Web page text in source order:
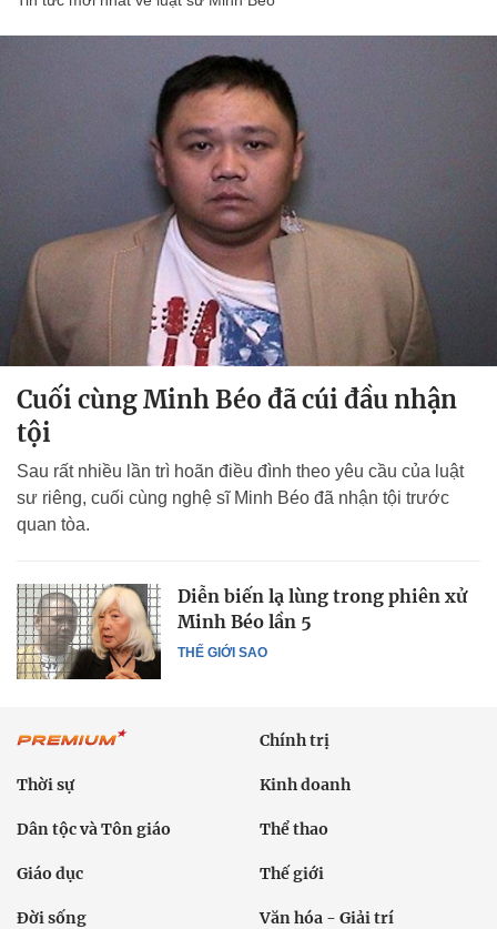
Cuối cùng Minh Béo đã cúi đầu nhận
tội
Sau rất nhiều lần trì hoãn điều đình theo yêu cầu của luật
sư riêng, cuối cùng nghệ sĩ Minh Béo đã nhận tội trước
quan tòa.
THẾ GIỚI SAO
Diễn biến lạ lùng trong phiên xử
Minh Béo lần 5
Chính trị
Thời sự Kinh doanh
Dân tộc và Tôn giáo Thể thao
Giáo dục Thế giới
Đời sống Văn hóa - Giải trí